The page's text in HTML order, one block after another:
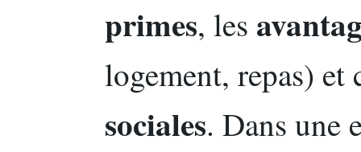
primes, les
logement, repas) et
sociales. Dans une